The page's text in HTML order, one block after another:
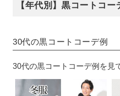
【年代別】黒コートコー
30代の黒コートコーデ例
30代の黒コートコーデ例を見